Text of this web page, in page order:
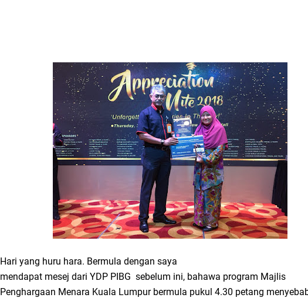
Hari yang huru hara. Bermula dengan saya
mendapat mesej dari YDP PIBG sebelum ini, bahawa program Majlis
Penghargaan Menara Kuala Lumpur bermula pukul 4.30 petang